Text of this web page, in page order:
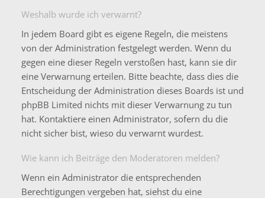
Weshalb wurde ich verwarnt?
In jedem Board gibt es eigene Regeln, die meistens
von der Administration festgelegt werden. Wenn du
gegen eine dieser Regeln verstoßen hast, kann sie dir
eine Verwarnung erteilen. Bitte beachte, dass dies die
Entscheidung der Administration dieses Boards ist und
phpBB Limited nichts mit dieser Verwarnung zu tun
hat. Kontaktiere einen Administrator, sofern du die
nicht sicher bist, wieso du verwarnt wurdest.
Wie kann ich Beiträge den Moderatoren melden?
Wenn ein Administrator die entsprechenden
Berechtigungen vergeben hat, siehst du eine